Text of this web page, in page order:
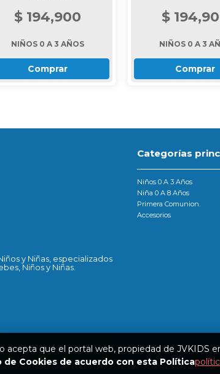
$ 194,900
NIÑOS 0 A 3 AÑOS
Comprar
$
NIÑOS 0 A 3
Comprar
y Niñas, especializados
Niños y Niñas.
14 local 09 Cc New port
Categorías
Niños 0 A 3 Años
Niña 0 A 8 Años
Primera Comunion.
Accesorios
acepta que el portal web, propiedad de JVKIDS
de Cookies de acuerdo con esta Política